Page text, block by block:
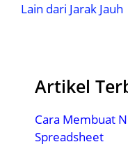
Lain dari Jarak Jauh
Artikel
Cara Membuat
Spreadsheet